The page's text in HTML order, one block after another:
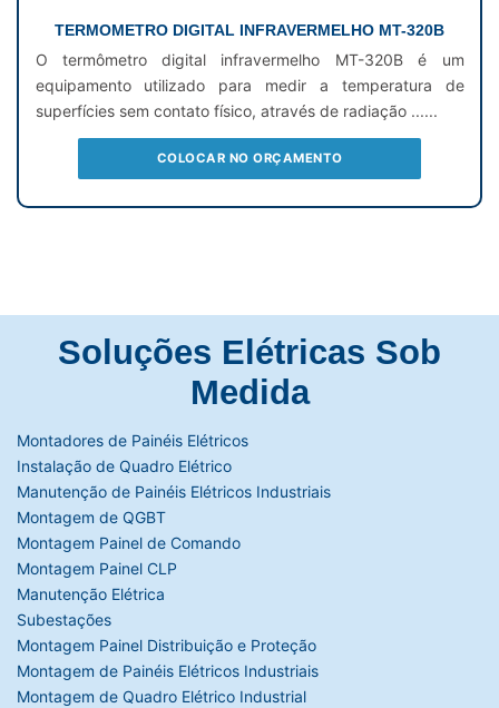
TERMOMETRO DIGITAL INFRAVERMELHO MT-320B
O termômetro digital infravermelho MT-320B é um
equipamento utilizado para medir a temperatura de
superfícies sem contato físico, através de radiação ......
COLOCAR NO ORÇAMENTO
Soluções Elétricas Sob
Medida
Montadores de Painéis Elétricos
Instalação de Quadro Elétrico
Manutenção de Painéis Elétricos Industriais
Montagem de QGBT
Montagem Painel de Comando
Montagem Painel CLP
Manutenção Elétrica
Subestações
Montagem Painel Distribuição e Proteção
Montagem de Painéis Elétricos Industriais
Montagem de Quadro Elétrico Industrial